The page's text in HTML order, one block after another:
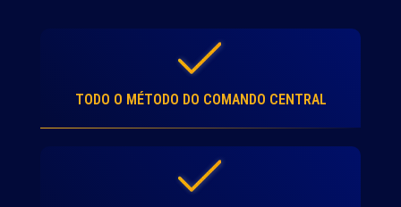
TODO O MÉTODO DO COMANDO CENTRAL